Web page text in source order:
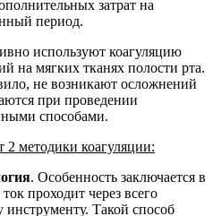
затрат на
период.
используют коагуляцию
на мягких тканях полости рта.
не возникают осложнений
при проведении
способами.
методики коагуляции:
. Особенность заключается в
проходит через всего
Такой способ